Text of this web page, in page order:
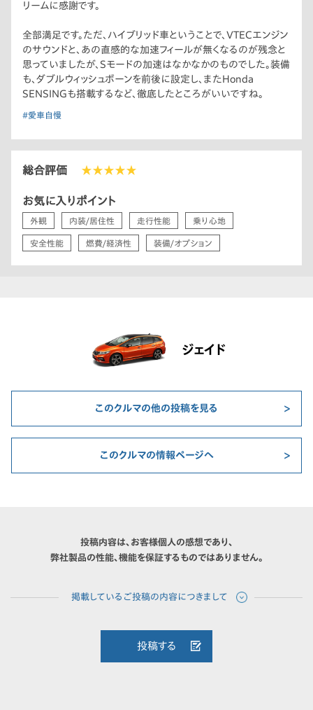
リームに感謝です。
全部満足です。ただ、ハイブリッド車ということで、VTECエンジン
のサウンドと、あの直感的な加速フィールが無くなるのが残念と
思っていましたが、Sモードの加速はなかなかのものでした。装備
も、ダブルウィッシュボーンを前後に設定し、またHonda
SENSINGも搭載するなど、徹底したところがいいですね。
#愛車自慢
総合評価 ★★★★★
お気に入りポイント
外観 内装/居住性 走行性能 乗り心地
安全性能 燃費/経済性 装備/オプション
ジェイド
このクルマの他の投稿を見る
このクルマの情報ページへ
投稿内容は、お客様個人の感想であり、
弊社製品の性能、機能を保証するものではありません。
投稿する